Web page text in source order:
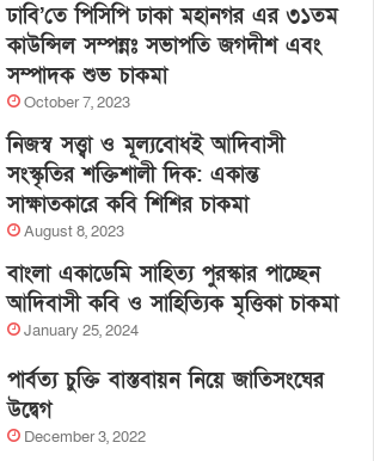
ঢাবি’তে পিসিপি ঢাকা মহানগর এর ৩১তম
কাউন্সিল সম্পন্নঃ সভাপতি জগদীশ এবং
সম্পাদক শুভ চাকমা
October 7, 2023
নিজস্ব সত্ত্বা ও মূল্যবোধই আদিবাসী
সংস্কৃতির শক্তিশালী দিক: একান্ত
সাক্ষাতকারে কবি শিশির চাকমা
August 8, 2023
বাংলা একাডেমি সাহিত্য পুরস্কার পাচ্ছেন
আদিবাসী কবি ও সাহিত্যিক মৃত্তিকা চাকমা
January 25, 2024
পার্বত্য চুক্তি বাস্তবায়ন নিয়ে জাতিসংঘের
উদ্বেগ
December 3, 2022